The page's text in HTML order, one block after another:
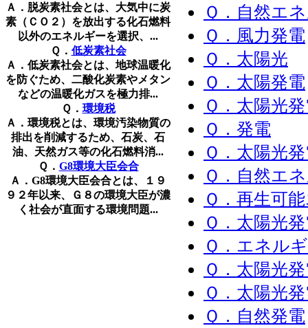
Ａ．脱炭素社会とは、大気中に炭
素（ＣＯ２）を放出する化石燃料
以外のエネルギーを選択、...
Ｑ． 低炭素社会
Ａ．低炭素社会とは、地球温暖化
を防ぐため、二酸化炭素やメタン
などの温暖化ガスを極力排...
Ｑ． 環境税
Ａ．環境税とは、環境汚染物質の
排出を削減するため、石炭、石
油、天然ガス等の化石燃料消...
Ｑ． G8環境大臣会合
Ａ．G8環境大臣会合とは、１９
９２年以来、Ｇ８の環境大臣が濃
く社会が直面する環境問題...
Ｑ．自然エ
Ｑ．風力発電
Ｑ．太陽光
Ｑ．太陽発電
Ｑ．太陽光
Ｑ．発電
Ｑ．太陽光
Ｑ．自然エ
Ｑ．再生可
Ｑ．太陽光
Ｑ．エネル
Ｑ．太陽光
Ｑ．太陽光
Ｑ．自然発電